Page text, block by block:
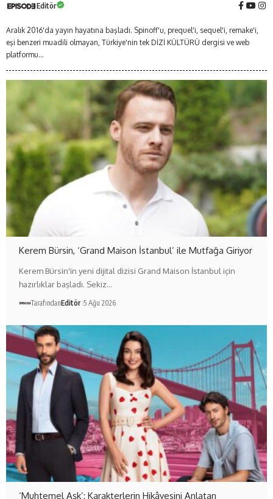
Editör
Aralık 2016'da yayın hayatına başladı. Spinoff'u, prequel'i, sequel'i, remake'i,
eşi benzeri muadili olmayan, Türkiye'nin tek DİZİ KÜLTÜRÜ dergisi ve web
platformu...
Kerem Bürsin, ‘Grand Maison İstanbul’ ile Mutfağa Giriyor
Kerem Bürsin'in yeni dijital dizisi Grand Maison İstanbul için
hazırlıklar başladı. Sekiz…
TarafındanEditör 5 Ağu 2026
‘Muhtemel Aşk’: Karakterlerin Hikâyesini Anlatan